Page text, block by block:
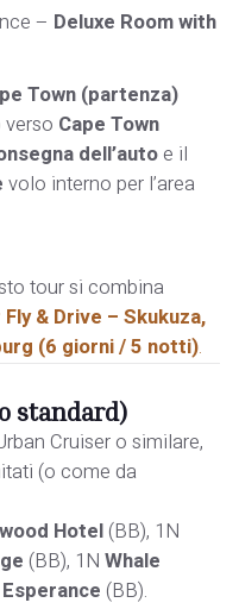
– Deluxe Room with
Town (partenza)
Cape Town
dell’autoe il
volo interno per l’area
tour si combina
& Drive – Skukuza,
(6 giorni / 5 notti).
standard)
Cruiser o similare,
(o come da
Hotel (BB), 1N
(BB), 1NWhale
(BB).